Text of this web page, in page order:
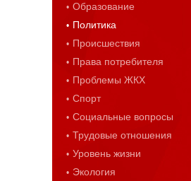
Образование
Политика
Происшествия
Права потребителя
Проблемы ЖКХ
Спорт
Социальные вопросы
Трудовые отношения
Уровень жизни
Экология